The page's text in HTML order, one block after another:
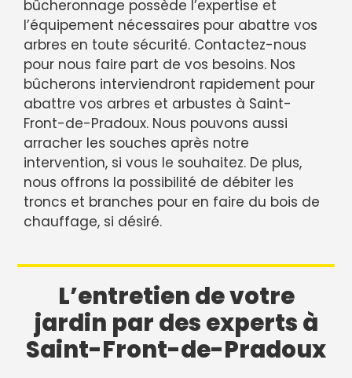
bûcheronnage possède l’expertise et
l’équipement nécessaires pour abattre vos
arbres en toute sécurité. Contactez-nous
pour nous faire part de vos besoins. Nos
bûcherons interviendront rapidement pour
abattre vos arbres et arbustes à Saint-
Front-de-Pradoux. Nous pouvons aussi
arracher les souches après notre
intervention, si vous le souhaitez. De plus,
nous offrons la possibilité de débiter les
troncs et branches pour en faire du bois de
chauffage, si désiré.
L’entretien de votre
jardin par des experts à
Saint-Front-de-Pradoux